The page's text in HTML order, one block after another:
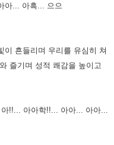
아... 아흑... 으으
이 흔들리며 우리를 유심히 쳐
즐기며 성적 쾌감을 높이고
!!... 아아학!!... 아아... 아아...